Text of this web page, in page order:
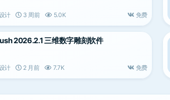
计 3 周前 5.0K 免费
2026.2.1 三维数字雕刻软件
计 2 月前 7.7K 免费